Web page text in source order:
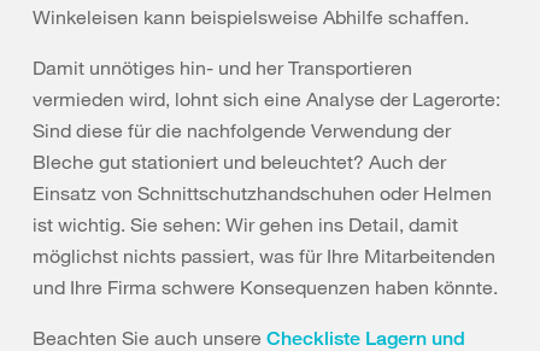
Winkeleisen kann beispielsweise Abhilfe schaffen.
Damit unnötiges hin- und her Transportieren
vermieden wird, lohnt sich eine Analyse der Lagerorte:
Sind diese für die nachfolgende Verwendung der
Bleche gut stationiert und beleuchtet? Auch der
Einsatz von Schnittschutzhandschuhen oder Helmen
ist wichtig. Sie sehen: Wir gehen ins Detail, damit
möglichst nichts passiert, was für Ihre Mitarbeitenden
und Ihre Firma schwere Konsequenzen haben könnte.
Beachten Sie auch unsere Checkliste Lagern und